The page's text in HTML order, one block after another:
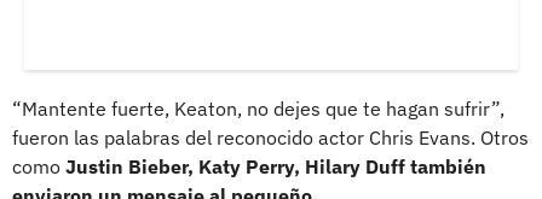
“Mantente fuerte, Keaton, no dejes que te hagan sufrir”,
fueron las palabras del reconocido actor Chris Evans. Otros
como Justin Bieber, Katy Perry, Hilary Duff también